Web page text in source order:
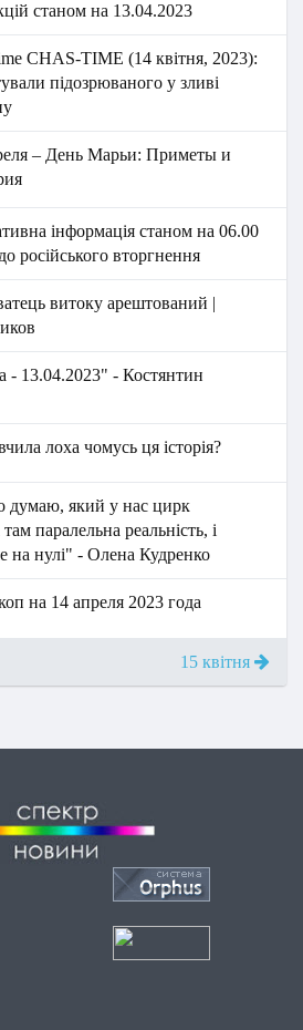
станом на 13.04.2023
CHAS-TIME (14 квітня, 2023):
підозрюваного у зливі
– День Марьи: Приметы и
інформація станом на 06.00
російського вторгнення
витоку арештований |
- 13.04.2023" - Костянтин
лоха чомусь ця історія?
думаю, який у нас цирк
паралельна реальність, і
на нулі" - Олена Кудренко
на 14 апреля 2023 года
15 квітня